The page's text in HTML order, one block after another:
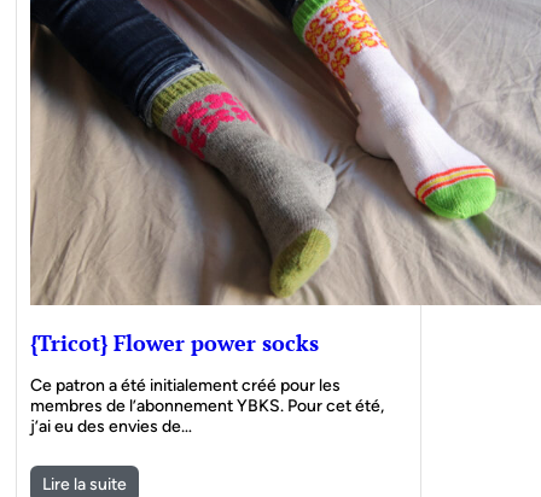
{Tricot} Flower power socks
Ce patron a été initialement créé pour les
membres de l’abonnement YBKS. Pour cet été,
j’ai eu des envies de…
Lire la suite